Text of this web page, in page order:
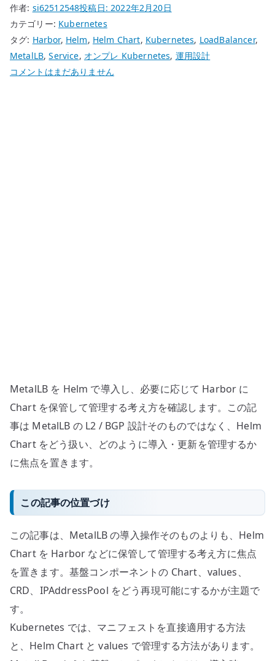
作者: si62512548投稿日:2022年2月20日
カテゴリー: Kubernetes
タグ: Harbor, Helm, Helm Chart, Kubernetes, LoadBalancer,
MetalLB,Service, オンプレ Kubernetes, 運用設計
Kubernetes
方
へ
の
コメントはまだありません
MetalLB を Helm で導入し、必要に応じて Harbor に
Chart を保管して管理する考え方を確認します。この記
事は MetalLB の L2 / BGP 設計そのものではなく、Helm
Chart をどう扱い、どのように導入・更新を管理するか
に焦点を置きます。
この記事の位置づけ
この記事は、MetalLB の導入操作そのものよりも、Helm
Chart を Harbor などに保管して管理する考え方に焦点
を置きます。基盤コンポーネントの Chart、values、
CRD、IPAddressPool をどう再現可能にするかが主題で
す。
Kubernetes では、マニフェストを直接適用する方法
と、Helm Chart と values で管理する方法があります。